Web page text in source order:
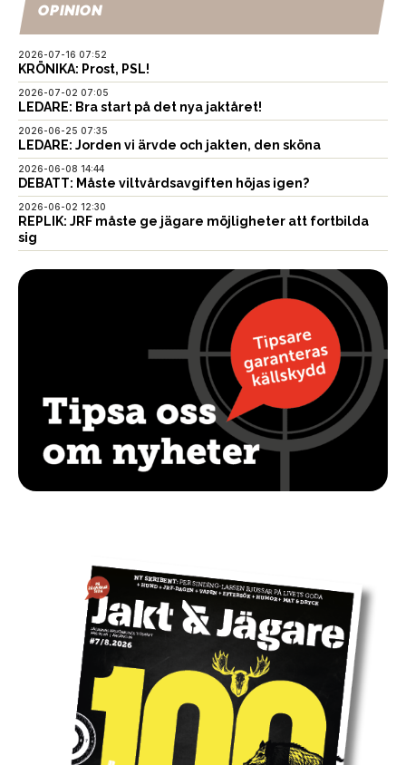
OPINION
2026-07-16 07:52
KRÖNIKA: Prost, PSL!
2026-07-02 07:05
LEDARE: Bra start på det nya jaktåret!
2026-06-25 07:35
LEDARE: Jorden vi ärvde och jakten, den sköna
2026-06-08 14:44
DEBATT: Måste viltvårdsavgiften höjas igen?
2026-06-02 12:30
REPLIK: JRF måste ge jägare möjligheter att fortbilda
sig